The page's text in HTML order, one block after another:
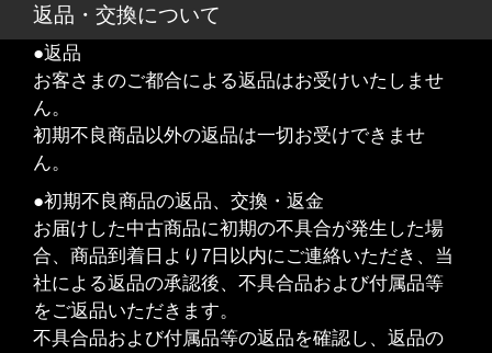
返品・交換について
●返品
お客さまのご都合による返品はお受けいたしませ
ん。
初期不良商品以外の返品は一切お受けできませ
ん。
●初期不良商品の返品、交換・返金
お届けした中古商品に初期の不具合が発生した場
合、商品到着日より7日以内にご連絡いただき、当
社による返品の承認後、不具合品および付属品等
をご返品いただきます。
不具合品および付属品等の返品を確認し、返品の